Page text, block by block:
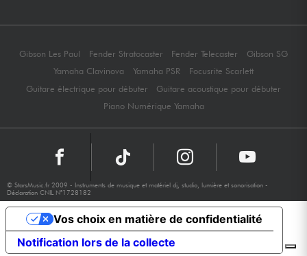
Gibson Les Paul Fender Stratocaster Fender Telecaster
Gibson SG
Yamaha Clavinova
Yamaha PSR
Focusrite Scarlett
Guitare électrique pour débuter
Guitare acoustique pour débuter
Piano Numérique Yamaha
© StarsMusic.fr 2009 - Instruments de musique et matériel dj, studio, lumière et sonorisation -
Déclaration CNIL N°1728182
Notification lors de la collecte
Vos choix en matière de confidentialité